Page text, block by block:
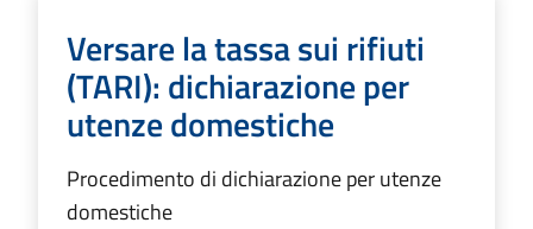
Versare la tassa sui rifiuti
(TARI): dichiarazione per
utenze domestiche
Procedimento di dichiarazione per utenze
domestiche